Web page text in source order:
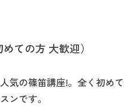
ての方 大歓迎）
気の篠笛講座!。全く初めて
ンです。